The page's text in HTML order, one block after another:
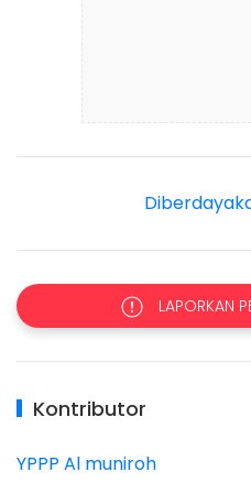
LAPORKAN
Kontributor
YPPP Al muniroh